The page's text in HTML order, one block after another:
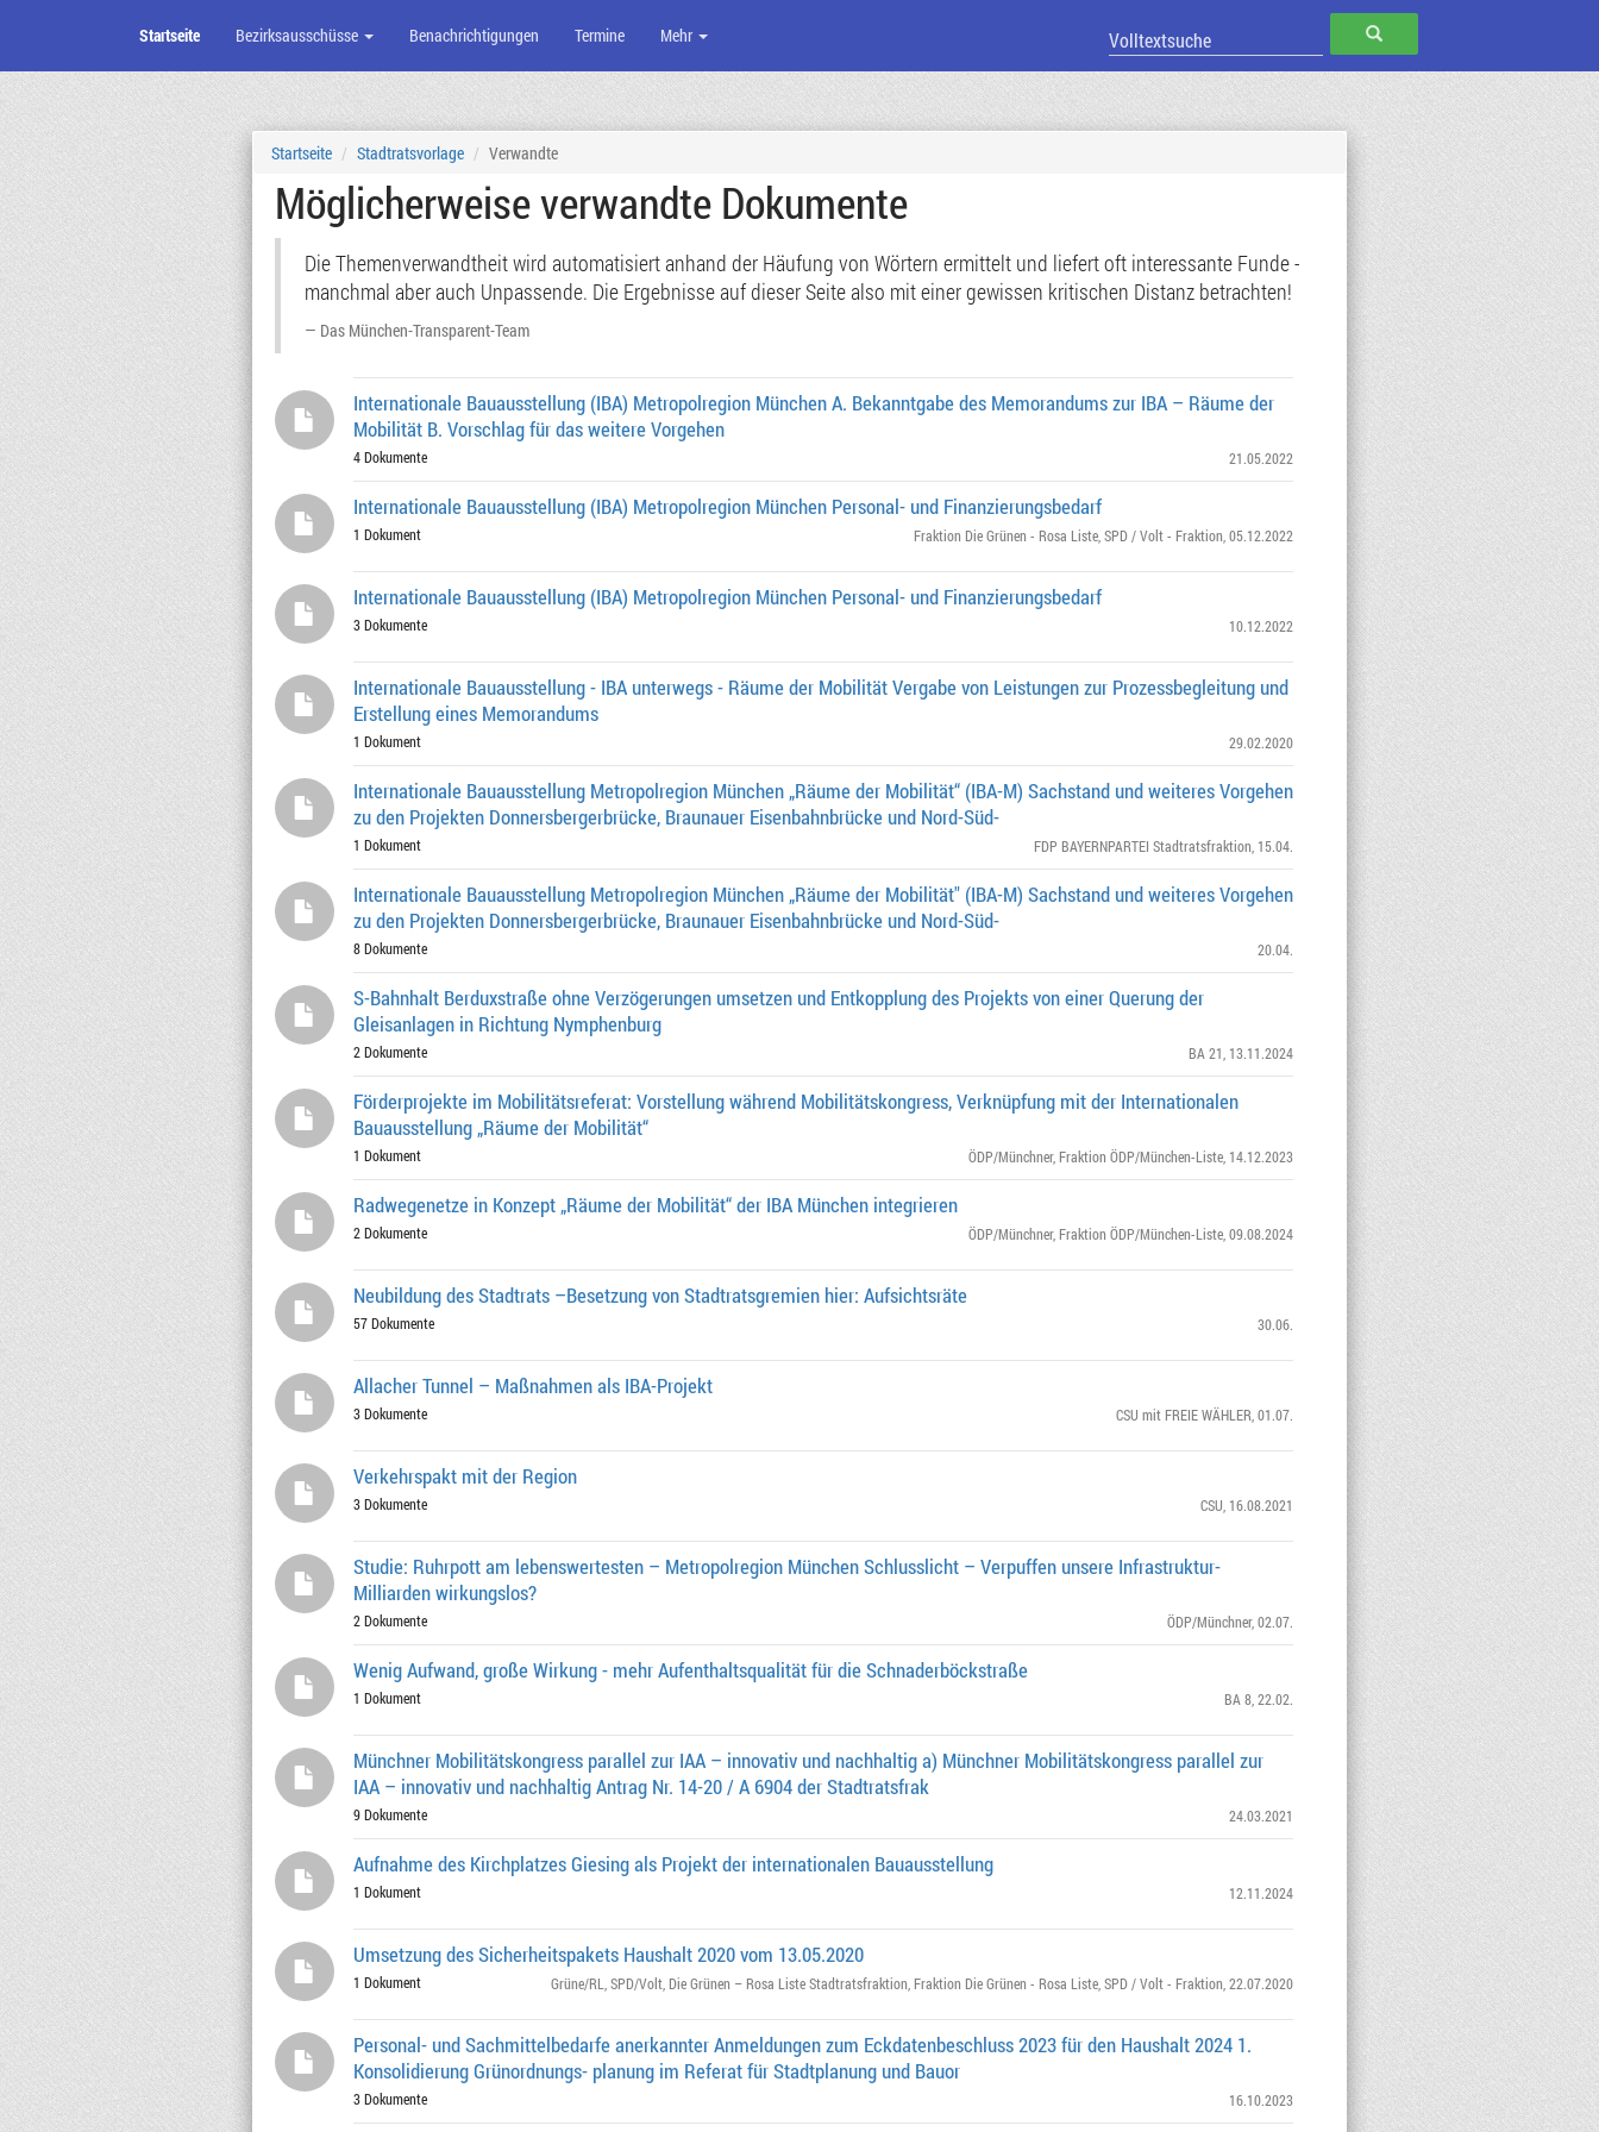
Zum
Seiteninhalt
SUCHEN
Startseite Bezirksausschüsse Benachrichtigungen Termine Mehr
Startseite Stadtratsvorlage Verwandte
Möglicherweise verwandte Dokumente
Die Themenverwandtheit wird automatisiert anhand der Häufung von Wörtern ermittelt und liefert oft interessante Funde -
manchmal aber auch Unpassende. Die Ergebnisse auf dieser Seite also mit einer gewissen kritischen Distanz betrachten!
Das München-Transparent-Team
Internationale Bauausstellung (IBA) Metropolregion München A. Bekanntgabe des Memorandums zur IBA – Räume der
Mobilität B. Vorschlag für das weitere Vorgehen
4 Dokumente 21.05.2022
Internationale Bauausstellung (IBA) Metropolregion München Personal- und Finanzierungsbedarf
1 Dokument Fraktion Die Grünen - Rosa Liste, SPD / Volt - Fraktion , 05.12.2022
Internationale Bauausstellung (IBA) Metropolregion München Personal- und Finanzierungsbedarf
3 Dokumente 10.12.2022
Internationale Bauausstellung - IBA unterwegs - Räume der Mobilität Vergabe von Leistungen zur Prozessbegleitung und
Erstellung eines Memorandums
1 Dokument 29.02.2020
Internationale Bauausstellung Metropolregion München „Räume der Mobilität“ (IBA-M) Sachstand und weiteres Vorgehen
zu den Projekten Donnersbergerbrücke, Braunauer Eisenbahnbrücke und Nord-Süd-
1 Dokument FDP BAYERNPARTEI Stadtratsfraktion , 15.04.
Internationale Bauausstellung Metropolregion München „Räume der Mobilität" (IBA-M) Sachstand und weiteres Vorgehen
zu den Projekten Donnersbergerbrücke, Braunauer Eisenbahnbrücke und Nord-Süd-
8 Dokumente 20.04.
S-Bahnhalt Berduxstraße ohne Verzögerungen umsetzen und Entkopplung des Projekts von einer Querung der
Gleisanlagen in Richtung Nymphenburg
2 Dokumente BA 21 , 13.11.2024
Förderprojekte im Mobilitätsreferat: Vorstellung während Mobilitätskongress, Verknüpfung mit der Internationalen
Bauausstellung „Räume der Mobilität“
1 Dokument ÖDP/Münchner, Fraktion ÖDP/München-Liste, 14.12.2023
Radwegenetze in Konzept „Räume der Mobilität“ der IBA München integrieren
2 Dokumente ÖDP/Münchner, Fraktion ÖDP/München-Liste, 09.08.2024
Neubildung des Stadtrats –Besetzung von Stadtratsgremien hier: Aufsichtsräte
57 Dokumente 30.06.
Allacher Tunnel – Maßnahmen als IBA-Projekt
3 Dokumente CSU mit FREIE WÄHLER , 01.07.
Verkehrspakt mit der Region
3 Dokumente CSU , 16.08.2021
Studie: Ruhrpott am lebenswertesten – Metropolregion München Schlusslicht – Verpuffen unsere Infrastruktur-
Milliarden wirkungslos?
2 Dokumente ÖDP/Münchner, 02.07.
Wenig Aufwand, große Wirkung - mehr Aufenthaltsqualität für die Schnaderböckstraße
1 Dokument BA 8, 22.02.
Münchner Mobilitätskongress parallel zur IAA – innovativ und nachhaltig a) Münchner Mobilitätskongress parallel zur
IAA – innovativ und nachhaltig Antrag Nr. 14-20 / A 6904 der Stadtratsfrak
9 Dokumente 24.03.2021
Aufnahme des Kirchplatzes Giesing als Projekt der internationalen Bauausstellung
1 Dokument 12.11.2024
Umsetzung des Sicherheitspakets Haushalt 2020 vom 13.05.2020
1 Dokument Grüne/RL SPD/Volt, Die Grünen – Rosa Liste Stadtratsfraktion Fraktion Die Grünen - Rosa Liste, SPD / Volt - Fraktion , 22.07.2020
Personal- und Sachmittelbedarfe anerkannter Anmeldungen zum Eckdatenbeschluss 2023 für den Haushalt 2024 1.
Konsolidierung Grünordnungs- planung im Referat für Stadtplanung und Bauor
3 Dokumente 16.10.2023